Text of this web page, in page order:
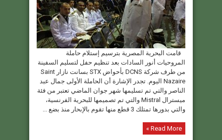
قامت البحرية المصرية بترسيم إستلام حاملة
المروحيات أنور السادات بعد تنظيم حفل لتسليم السفينة
من طرف شركة DCNS بأحواض STX بسانت نازار Saint
Nazaire اليوم. تجدر الإشارة أن الحاملة الأولى جمال عبد
الناصر والتي تم تسليمها شهر جوان الماضي تعتبر من فئة
ميسترال Mistral والتي تم تصميمها للبحرية الفرنسية،
والتي بدورها تمتلك 3 قطع منها تقوم بالإبحار منذ بضع ...
Read More »